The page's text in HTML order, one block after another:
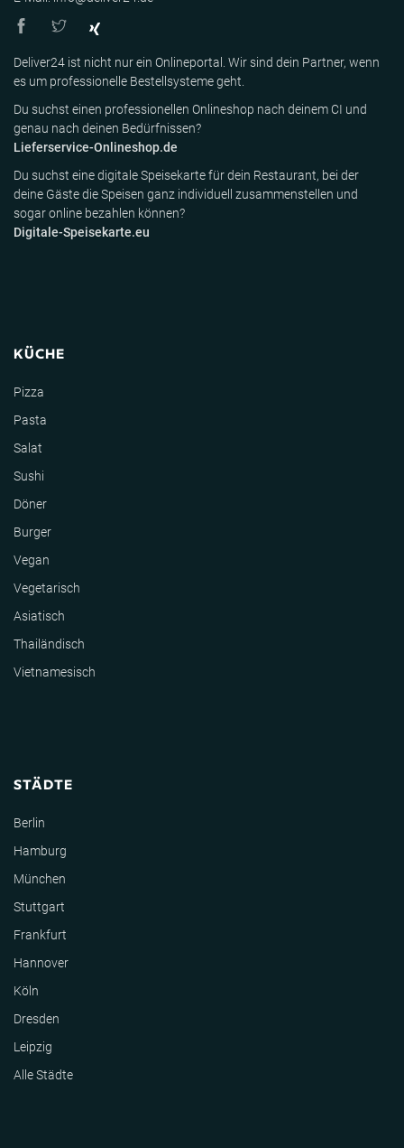
Deliver24 ist nicht nur ein Onlineportal. Wir sind dein Partner, wenn
es um professionelle Bestellsysteme geht.
Du suchst einen professionellen Onlineshop nach deinem CI und
genau nach deinen Bedürfnissen?
Lieferservice-Onlineshop.de
Du suchst eine digitale Speisekarte für dein Restaurant, bei der
deine Gäste die Speisen ganz individuell zusammenstellen und
sogar online bezahlen können?
Digitale-Speisekarte.eu
KÜCHE
Pizza
Pasta
Salat
Sushi
Döner
Burger
Vegan
Vegetarisch
Asiatisch
Thailändisch
Vietnamesisch
STÄDTE
Berlin
Hamburg
München
Stuttgart
Frankfurt
Hannover
Köln
Dresden
Leipzig
Alle Städte